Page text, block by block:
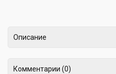
Описание
Комментарии (0)